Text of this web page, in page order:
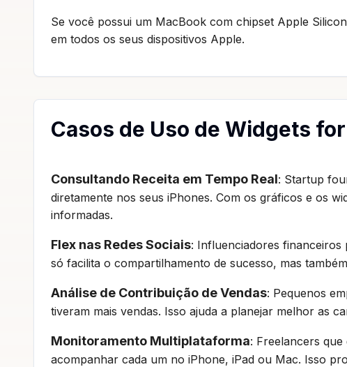
Se você possui um MacBook com chipset Apple
em todos os seus dispositivos Apple.
Casos de Uso de Widgets
Consultando Receita em Tempo Real: Startup
diretamente nos seus iPhones. Com os gráficos e os
informadas.
Flex nas Redes Sociais: Influenciadores financeiros
só facilita o compartilhamento de sucesso, mas
Análise de Contribuição de Vendas: Pequenos
tiveram mais vendas. Isso ajuda a planejar melhor as
Monitoramento Multiplataforma: Freelancers
acompanhar cada um no iPhone, iPad ou Mac. Isso